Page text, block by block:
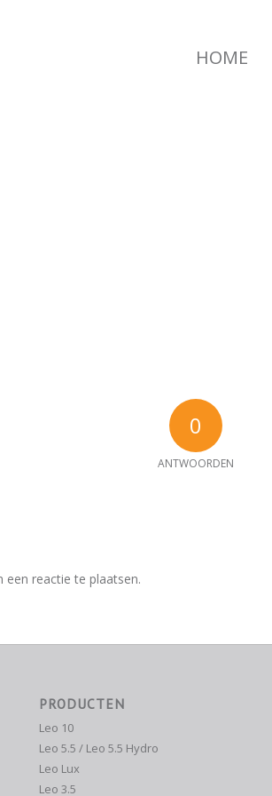
HOME
0
ANTWOORDEN
een reactie te plaatsen.
PRODUCTEN
Leo 10
Leo 5.5 / Leo 5.5 Hydro
Leo Lux
Leo 3.5